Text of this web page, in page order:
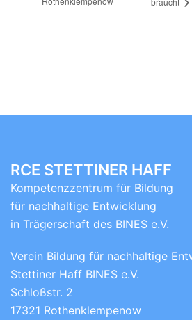
RCE STETTINER HAFF
Kompetenzzentrum für Bildung
für nachhaltige Entwicklung
in Trägerschaft des BINES e.V.
Verein Bildung für nachhaltige
Stettiner Haff BINES e.V.
Schloßstr. 2
17321 Rothenklempenow